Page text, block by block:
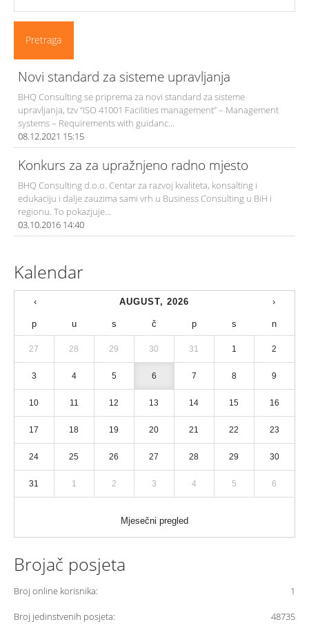
Novi standard za sisteme upravljanja
BHQ Consulting se priprema za novi standard za sisteme
upravljanja, tzv “ISO 41001 Facilities management” – Management
systems – Requirements with guidanc...
08.12.2021 15:15
Konkurs za za upražnjeno radno mjesto
BHQ Consulting d.o.o. Centar za razvoj kvaliteta, konsalting i
edukaciju i dalje zauzima sami vrh u Business Consulting u BiH i
regionu. To pokazjuje...
03.10.2016 14:40
Kalendar
‹ AUGUST, 2026 ›
p u s č p s n
27 28 29 30 31 1 2
3 4 5 6 7 8 9
10 11 12 13 14 15 16
17 18 19 20 21 22 23
24 25 26 27 28 29 30
31 1 2 3 4 5 6
Mjesečni pregled
Brojač posjeta
Broj online korisnika: 1
Broj jedinstvenih posjeta: 48735